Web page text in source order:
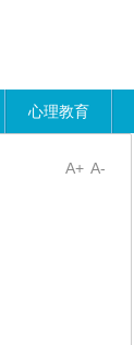
心理教育
A-
A+